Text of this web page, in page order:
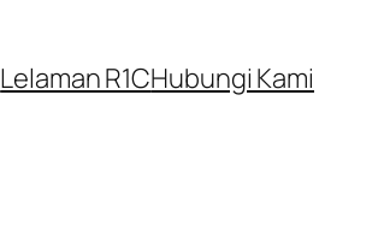
Lelaman R1CHubungi Kami